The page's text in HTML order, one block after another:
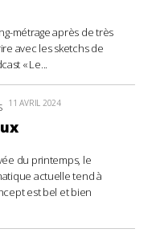
métrage après de très
avec les sketchs de
« Le...
11 AVRIL 2024
du printemps, le
actuelle tend à
est bel et bien